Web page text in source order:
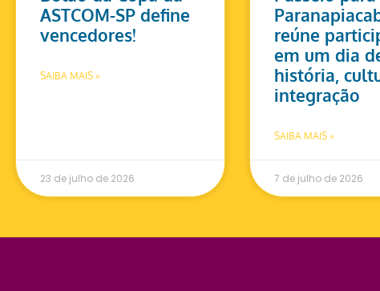
ASTCOM-SP define
vencedores!
SAIBA MAIS »
23 de julho de 2026
reúne
em um dia
história,
integração
SAIBA MAIS »
7 de julho de 2026